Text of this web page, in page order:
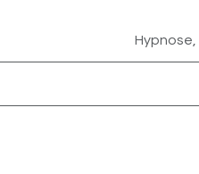
Hypnose,